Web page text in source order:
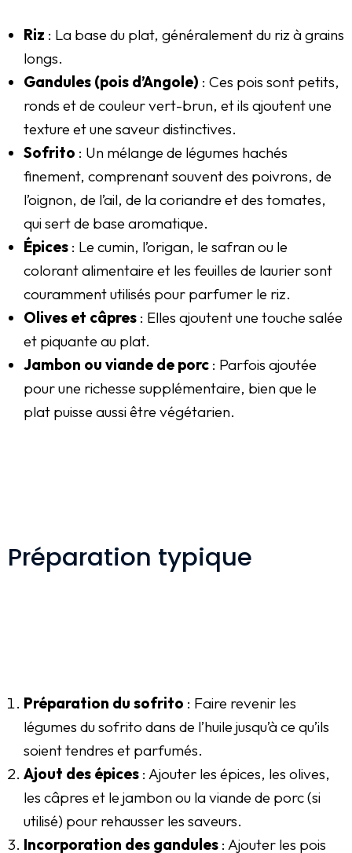
Riz : La base du plat, généralement du riz à grains
longs.
Gandules (pois d’Angole) : Ces pois sont petits,
ronds et de couleur vert-brun, et ils ajoutent une
texture et une saveur distinctives.
Sofrito : Un mélange de légumes hachés
finement, comprenant souvent des poivrons, de
l’oignon, de l’ail, de la coriandre et des tomates,
qui sert de base aromatique.
Épices : Le cumin, l’origan, le safran ou le
colorant alimentaire et les feuilles de laurier sont
couramment utilisés pour parfumer le riz.
Olives et câpres : Elles ajoutent une touche salée
et piquante au plat.
Jambon ou viande de porc : Parfois ajoutée
pour une richesse supplémentaire, bien que le
plat puisse aussi être végétarien.
Préparation typique
Préparation du sofrito : Faire revenir les
légumes du sofrito dans de l’huile jusqu’à ce qu’ils
soient tendres et parfumés.
Ajout des épices : Ajouter les épices, les olives,
les câpres et le jambon ou la viande de porc (si
utilisé) pour rehausser les saveurs.
Incorporation des gandules : Ajouter les pois